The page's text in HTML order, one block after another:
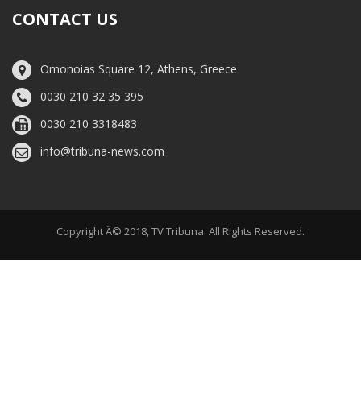
CONTACT US
Omonoias Square 12, Athens, Greece
0030 210 32 35 395
0030 210 3318483
info@tribuna-news.com
Copyright Â© 2018, TV Tribuna. All Rights Reserved.